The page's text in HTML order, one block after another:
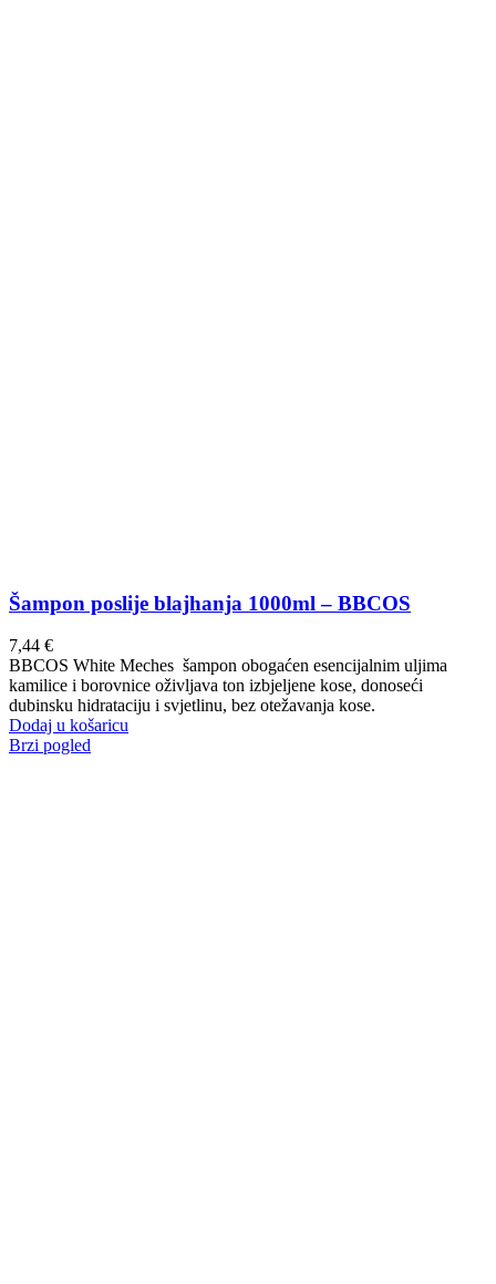
Šampon poslije blajhanja 1000ml – BBCOS
7,44 €
BBCOS White Meches šampon obogaćen esencijalnim uljima
kamilice i borovnice oživljava ton izbjeljene kose, donoseći
dubinsku hidrataciju i svjetlinu, bez otežavanja kose.
Dodaj u košaricu
Brzi pogled